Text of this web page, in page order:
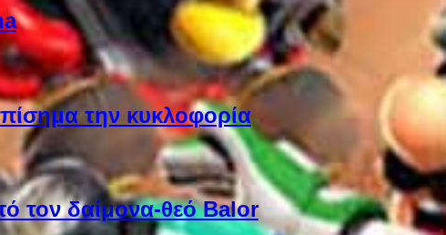
την κυκλοφορία
τον δαίμονα-θεό Balor